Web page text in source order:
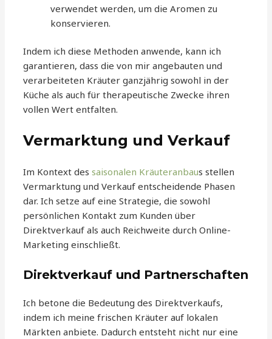
verwendet werden, um die Aromen zu
konservieren.
Indem ich diese Methoden anwende, kann ich
garantieren, dass die von mir angebauten und
verarbeiteten Kräuter ganzjährig sowohl in der
Küche als auch für therapeutische Zwecke ihren
vollen Wert entfalten.
Vermarktung und Verkauf
Im Kontext dessaisonalen Kräuteranbaus stellen
Vermarktung und Verkauf entscheidende Phasen
dar. Ich setze auf eine Strategie, die sowohl
persönlichen Kontakt zum Kunden über
Direktverkauf als auch Reichweite durch Online-
Marketing einschließt.
Direktverkauf und Partnerschaften
Ich betone die Bedeutung des Direktverkaufs,
indem ich meine frischen Kräuter auf lokalen
Märkten anbiete. Dadurch entsteht nicht nur eine